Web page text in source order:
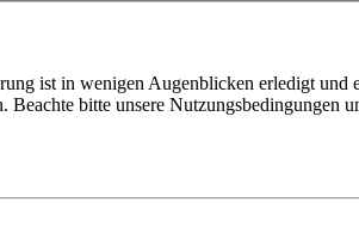
ist in wenigen Augenblicken erledigt
bitte unsere Nutzungsbedingungen